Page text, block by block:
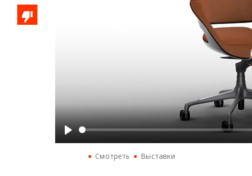
Смотреть Выставки